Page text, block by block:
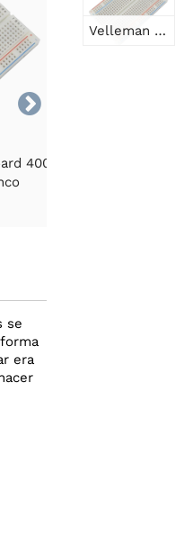

400
se
era
Velleman Protoboard 400 puntos - blanco